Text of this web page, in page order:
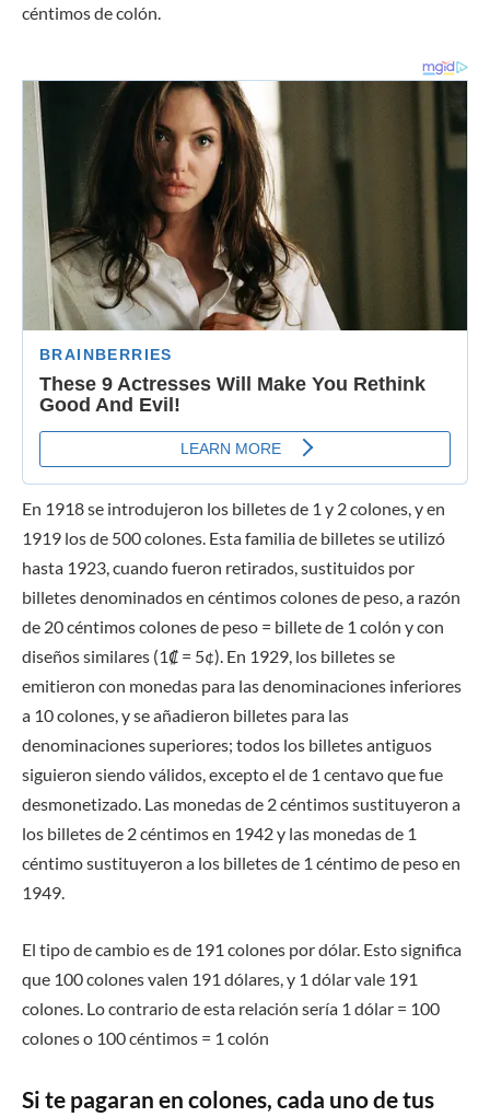
céntimos de colón.
En 1918 se introdujeron los billetes de 1 y 2 colones, y en
1919 los de 500 colones. Esta familia de billetes se utilizó
hasta 1923, cuando fueron retirados, sustituidos por
billetes denominados en céntimos colones de peso, a razón
de 20 céntimos colones de peso = billete de 1 colón y con
diseños similares (1₡ = 5¢). En 1929, los billetes se
emitieron con monedas para las denominaciones inferiores
a 10 colones, y se añadieron billetes para las
denominaciones superiores; todos los billetes antiguos
siguieron siendo válidos, excepto el de 1 centavo que fue
desmonetizado. Las monedas de 2 céntimos sustituyeron a
los billetes de 2 céntimos en 1942 y las monedas de 1
céntimo sustituyeron a los billetes de 1 céntimo de peso en
1949.
El tipo de cambio es de 191 colones por dólar. Esto significa
que 100 colones valen 191 dólares, y 1 dólar vale 191
colones. Lo contrario de esta relación sería 1 dólar = 100
colones o 100 céntimos = 1 colón
Si te pagaran en colones, cada uno de tus